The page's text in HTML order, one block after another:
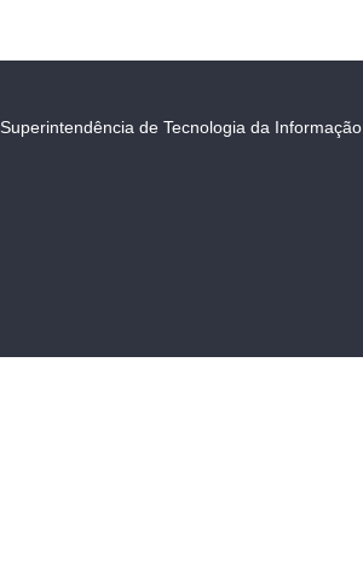
Superintendência de Tecnologia da Informação